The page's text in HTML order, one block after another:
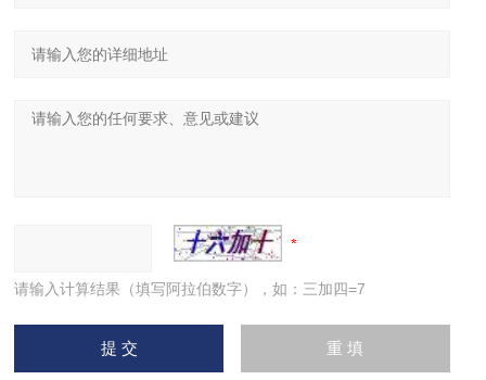
请输入计算结果（填写阿拉伯数字），如：三加四=7